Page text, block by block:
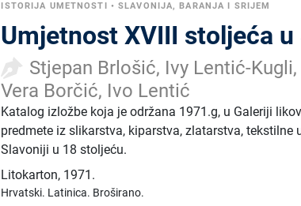
ISTORIJA UMETNOSTI •SLAVONIJA, BARANJA I SRIJEM
Umjetnost XVIII stoljeća
Stjepan Brlošić, Ivy Lentić-
Vera Borčić, Ivo Lentić
Katalog izložbe koja je održana 1971.g, u Galeriji
predmete iz slikarstva, kiparstva, zlatarstva, tekstilne
Slavoniji u 18 stoljeću.
Litokarton, 1971.
Hrvatski. Latinica. Broširano.